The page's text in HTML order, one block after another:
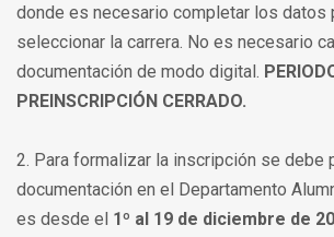
donde es necesario completar los datos
seleccionar la carrera. No es necesario
documentación de modo digital.
PREINSCRIPCIÓN CERRADO.
2. Para formalizar la inscripción se debe
documentación en el Departamento
es desde el 1º al 19 de diciembre de